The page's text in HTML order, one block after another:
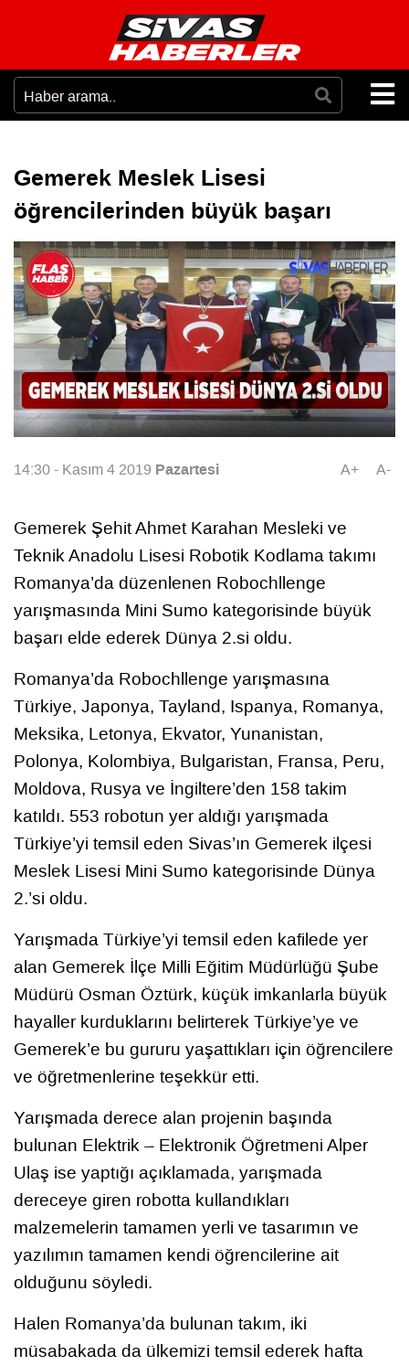
Gemerek Meslek Lisesi
öğrencilerinden büyük başarı
14:30 - Kasım 4 2019 Pazartesi A+ A-
Gemerek Şehit Ahmet Karahan Mesleki ve
Teknik Anadolu Lisesi Robotik Kodlama takımı
Romanya’da düzenlenen Robochllenge
yarışmasında Mini Sumo kategorisinde büyük
başarı elde ederek Dünya 2.si oldu.
Romanya’da Robochllenge yarışmasına
Türkiye, Japonya, Tayland, Ispanya, Romanya,
Meksika, Letonya, Ekvator, Yunanistan,
Polonya, Kolombiya, Bulgaristan, Fransa, Peru,
Moldova, Rusya ve İngiltere’den 158 takim
katıldı. 553 robotun yer aldığı yarışmada
Türkiye’yi temsil eden Sivas’ın Gemerek ilçesi
Meslek Lisesi Mini Sumo kategorisinde Dünya
2.’si oldu.
Yarışmada Türkiye’yi temsil eden kafilede yer
alan Gemerek İlçe Milli Eğitim Müdürlüğü Şube
Müdürü Osman Öztürk, küçük imkanlarla büyük
hayaller kurduklarını belirterek Türkiye’ye ve
Gemerek’e bu gururu yaşattıkları için öğrencilere
ve öğretmenlerine teşekkür etti.
Yarışmada derece alan projenin başında
bulunan Elektrik – Elektronik Öğretmeni Alper
Ulaş ise yaptığı açıklamada, yarışmada
dereceye giren robotta kullandıkları
malzemelerin tamamen yerli ve tasarımın ve
yazılımın tamamen kendi öğrencilerine ait
olduğunu söyledi.
Halen Romanya’da bulunan takım, iki
müsabakada da ülkemizi temsil ederek hafta